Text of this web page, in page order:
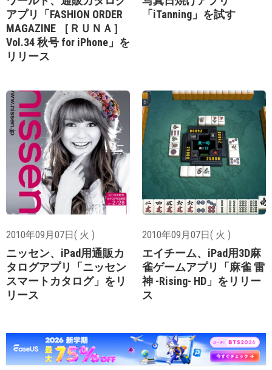
アプリ「FASHION ORDER
MAGAZINE ［ＲＵＮＡ］
Vol.34 秋号 for iPhone」を
リリース
「iTanning」を試す
2010年09月07日( 火 )
ニッセン、iPad用通販カ
タログアプリ「ニッセン
スマートカタログ」をリ
リース
2010年09月07日( 火 )
エイチーム、iPad用3D麻
雀ゲームアプリ「麻雀 雷
神 -Rising- HD」をリリー
ス